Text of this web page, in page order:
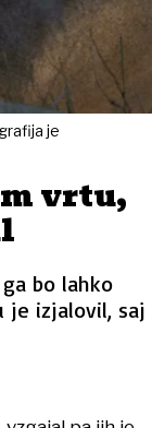
je
vrtu,
bo lahko
je izjalovil, saj